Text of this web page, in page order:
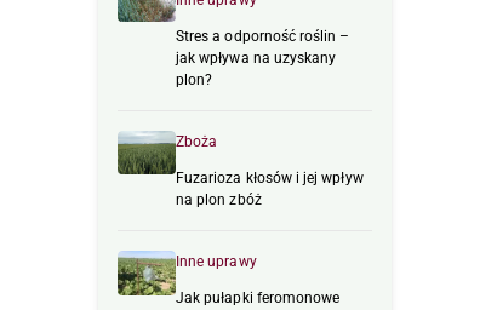
Stres a odporność roślin –
jak wpływa na uzyskany
plon?
Zboża
Fuzarioza kłosów i jej wpływ
na plon zbóż
Inne uprawy
Jak pułapki feromonowe